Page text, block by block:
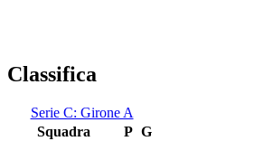
Classifica
Serie C: Girone A
Squadra
P G